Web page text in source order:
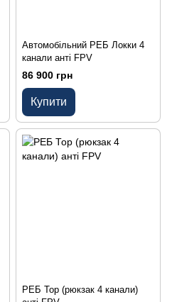
Автомобільний РЕБ Локки 4
канали анті FPV
86 900 грн
Купити
РЕБ Тор (рюкзак 4 канали)